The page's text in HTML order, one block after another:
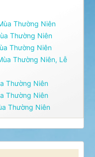
Thường Niên
Thường Niên
Thường Niên
Thường Niên, Lễ
Thường Niên
Thường Niên
Thường Niên